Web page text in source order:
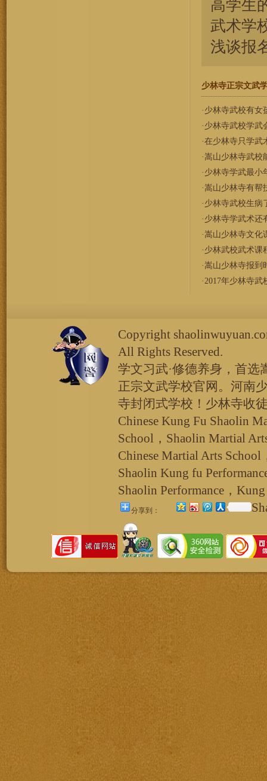
高学生
武术学
浅谈报
少林寺正宗文武
· 少林寺武校有女
· 少林寺武校学武
·在少林寺只学武
·嵩山少林寺武校
· 少林寺学武最小
·嵩山少林寺有帮
· 少林寺武校生病
· 少林寺学武术还
·嵩山少林寺文化
· 少林武校武术课
·嵩山少林寺报到
·2017年少林寺武
Copyright
All Rights Reserved.
学文习武·修德养身，首
正宗文武学校官网。河南
寺封闭式学校！少林寺收
Chinese Kung Fu Shaolin
School，Shaolin Martial
Chinese Martial Arts
Shaolin Kung fu
Shaolin Performance，
分享到：